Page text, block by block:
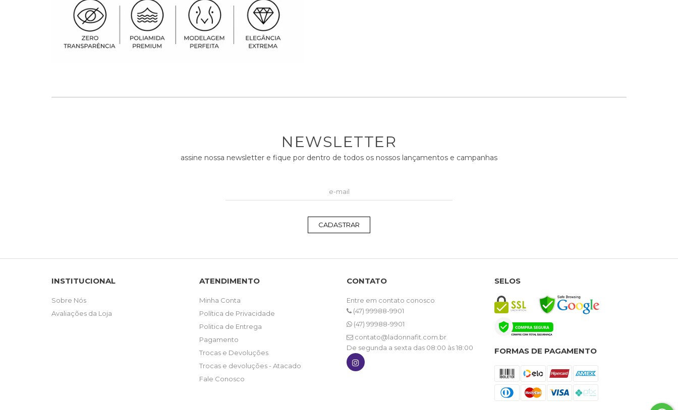
NEWSLETTER
assine nossa newsletter e fique por dentro de todos os nossos lançamentos e campanhas
CADASTRAR
INSTITUCIONAL
Sobre Nós
Avaliações da Loja
ATENDIMENTO
Minha Conta
Política de Privacidade
Politica de Entrega
Pagamento
Trocas e Devoluções
Trocas e devoluções - Atacado
Fale Conosco
CONTATO
Entre em contato conosco
(47) 99988-9901
(47) 99988-9901
contato@ladonnafit.com.br
De segunda a sexta das 08:00 às 18:00
SELOS
FORMAS DE PAGAMENTO